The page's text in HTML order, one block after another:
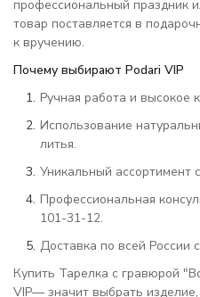
профессиональный праздник
товар поставляется в
к вручению.
Почему выбирают Podari VIP
Ручная работа и высокое
Использование
литья.
Уникальный ассортимент
Профессиональная
101-31-12.
Доставка по всей России
Купить Тарелка с гравюрой
VIP— значит выбрать